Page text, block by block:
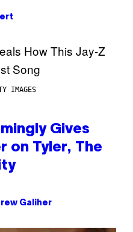
IMAGES
Gives
on Tyler, The
Galiher